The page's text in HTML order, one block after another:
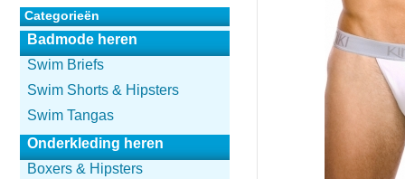
Categorieën
Badmode heren
Swim Briefs
Swim Shorts & Hipsters
Swim Tangas
Onderkleding heren
Boxers & Hipsters